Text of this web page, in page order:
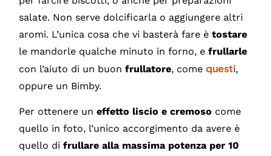
salate. Non serve dolcificarla o aggiungere altri
aromi. L’unica cosa che vi basterà fare ètostare
le mandorle qualche minuto in forno, efrullarle
con l’aiuto di un buonfrullatore, come questi,
oppure un Bimby.
Per ottenere uneffetto liscio e cremoso come
quello in foto, l’unico accorgimento da avere è
quello difrullare alla massima potenza per 10